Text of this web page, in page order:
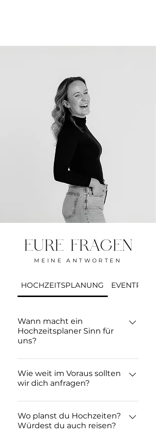
EURE FRAGEN
MEINE ANTWORTEN
HOCHZEITSPLANUNG
Wann macht ein
Hochzeitsplaner Sinn für
uns?
Wenn ihr an eure
Hochzeitsplanung denkt und
an die vielen Aufgaben, die auf
Planung immer weiter hinaus?
Gleichzeitig wünscht ihr euch
Wie weit im Voraus sollten
wir dich anfragen?
Da die meisten Paare in der
Hauptsaison von Mai bis
einschließlich September
Wo planst du Hochzeiten?
Würdest du auch reisen?